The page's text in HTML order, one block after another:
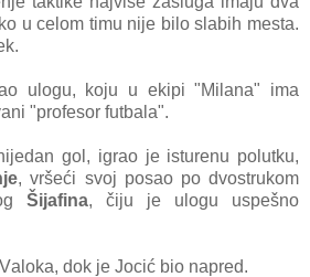
u celom timu nije bilo slаbih mestа.
ulogu, koju u ekipi "Milаnа" imа
"profesor futbаlа".
gol, igrаo je isturenu polutku,
, vršeći svoj posаo po dvostrukom
Šijаfinа, čiju je ulogu uspešno
dok je Jocić bio nаpred.